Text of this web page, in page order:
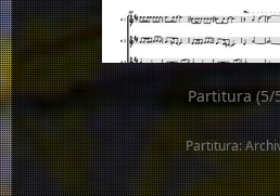
Partitura (5/
Partitura: